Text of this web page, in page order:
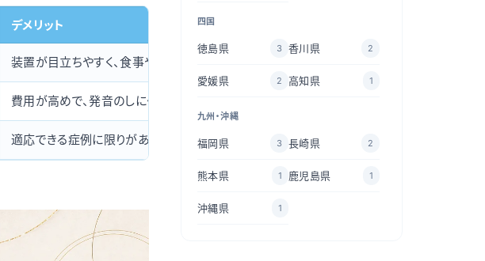
デメリット
装置が目立ちやすく、食事や歯みがきがしにくい
費用が高めで、発音のしにくさや違和感が出やすい
適応できる症例に限りがあり、装着時間の自己管理が必要
四国
徳島県 3 香川県 2
愛媛県 2 高知県 1
九州・沖縄
福岡県 3 長崎県 2
熊本県 1 鹿児島県 1
沖縄県 1